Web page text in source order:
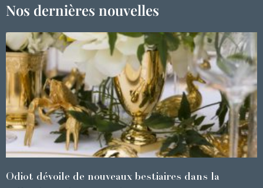
Nos dernières nouvelles
Odiot dévoile de nouveaux bestiaires dans la